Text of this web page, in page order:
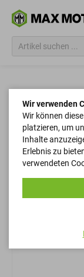
Filtern
Filtern
Wir verwenden
Wir können
platzieren, um
Inhalte
Erlebnis zu
verwendeten